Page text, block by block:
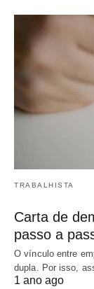
TRABALHISTA
Carta de
passo a
O vínculo entre
dupla. Por isso,
1 ano ago